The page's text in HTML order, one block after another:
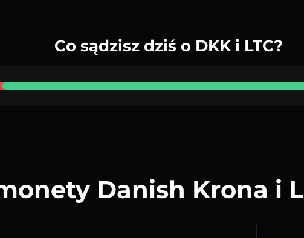
Co sądzisz dziś o DKK i LTC?
Danish Krona i